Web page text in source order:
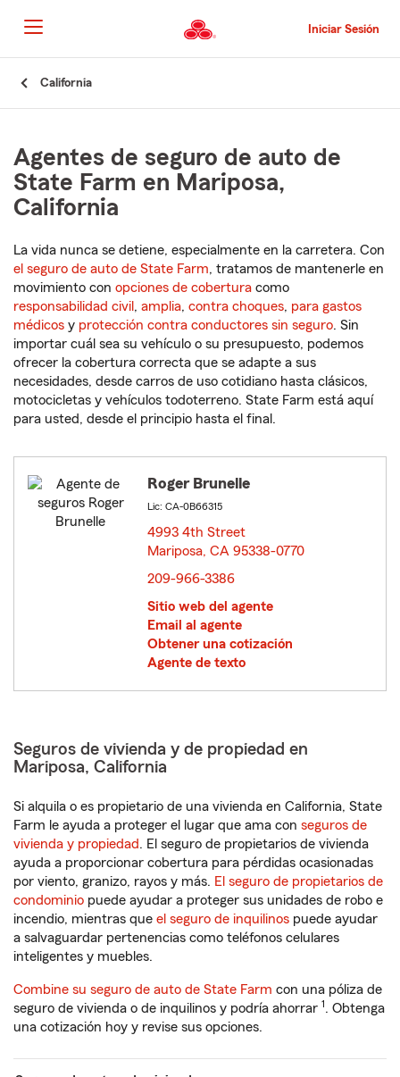
al
contenido
principal
Iniciar Sesión
California
Agentes de seguro de auto de
State Farm en Mariposa,
California
La vida nunca se detiene, especialmente en la carretera. Con
el seguro de auto de State Farm, tratamos de mantenerle en
movimiento con opciones de cobertura como
responsabilidad civil , amplia, contra choques, para gastos
médicos y protección contra conductores sin seguro. Sin
importar cuál sea su vehículo o su presupuesto, podemos
ofrecer la cobertura correcta que se adapte a sus
necesidades, desde carros de uso cotidiano hasta clásicos,
motocicletas y vehículos todoterreno. State Farm está aquí
para usted, desde el principio hasta el final.
Roger Brunelle
Lic: CA-0B66315
4993 4th Street
Mariposa, CA 95338-0770
209-966-3386
Sitio web del agente
Email al agente
Obtener una cotización
Agente de texto
Seguros de vivienda y de propiedad en
Mariposa, California
Si alquila o es propietario de una vivienda en California, State
Farm le ayuda a proteger el lugar que ama con seguros de
vivienda y propiedad. El seguro de propietarios de vivienda
ayuda a proporcionar cobertura para pérdidas ocasionadas
por viento, granizo, rayos y más. El seguro de propietarios de
condominio puede ayudar a proteger sus unidades de robo e
incendio, mientras que el seguro de inquilinos puede ayudar
a salvaguardar pertenencias como teléfonos celulares
inteligentes y muebles.
Combine su seguro de auto de State Farm con una póliza de
seguro de vivienda o de inquilinos y podría ahorrar 1. Obtenga
una cotización hoy y revise sus opciones.